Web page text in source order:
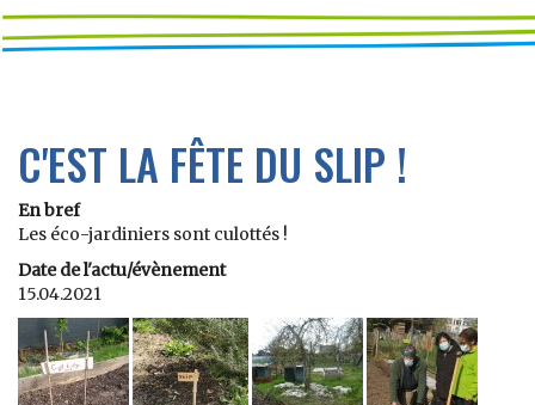
C'EST LA FÊTE DU SLIP !
En bref
Les éco-jardiniers sont culottés !
Date de l'actu/évènement
15.04.2021